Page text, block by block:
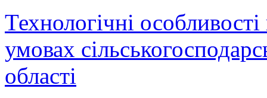
Технологічні
умовах
області